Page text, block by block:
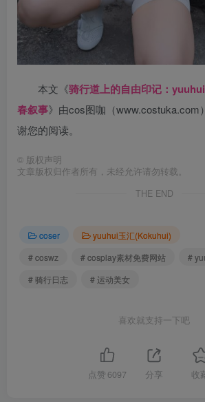
本文《骑行道上的自由印记：
春叙事》由cos图咖（www.costuka.com
谢您的阅读。
© 版权声明
文章版权归作者所有，未经允许请勿转载。
THE END
coser
yuuhui玉汇(Kokuhui)
# coswz
# cosplay素材免费网站
#
# 骑行日志
# 运动美女
喜欢就支持一下吧
点赞 6097 分享 收